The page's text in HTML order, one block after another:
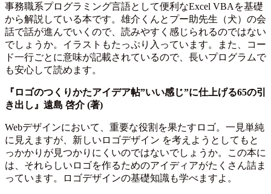
事務職系プログラミング言語として便利なExcel VBAを基礎
から解説している本です。雄介くんとプー助先生（犬）の会
話で話が進んでいくので、読みやすく感じられるのではない
でしょうか。イラストもたっぷり入っています。また、コー
ド一行ごとに意味が記載されているので、長いプログラムで
も安心して読めます。
『ロゴのつくりかたアイデア帖”いい感じ”に仕上げる65の引
き出し』遠島 啓介 (著)
Webデザインにおいて、重要な役割を果たすロゴ。一見単純
に見えますが、新しいロゴデザイン を考えようとしてもと
っかかりが見つかりにくいのではないでしょうか。この本に
は、それらしいロゴを作るためのアイディアがたくさん詰ま
っています。ロゴデザインの基礎知識も学べますよ。